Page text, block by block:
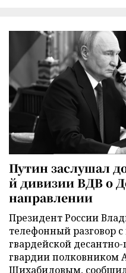
Путин заслушал
й дивизии ВДВ о
направлении
Президент России
телефонный разговор
гвардейской
гвардии полковником
Шихабидовым,